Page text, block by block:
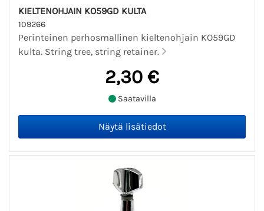
KIELTENOHJAIN KO59GD KULTA
109266
Perinteinen perhosmallinen kieltenohjain KO59GD
kulta. String tree, string retainer.
2,30 €
Saatavilla